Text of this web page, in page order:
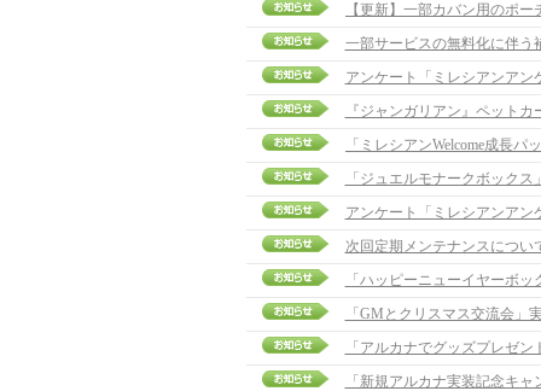
一部サービスの無料化に伴う
アンケート「ミレシアンアン
『ジャンガリアン』ペット
「ジュエルモナークボック
アンケート「ミレシアンアン
次回定期メンテナンスについ
「ハッピーニューイヤーボ
「GMとクリスマス交流会」
「アルカナでグッズプレゼ
「新規アルカナ実装記念キ